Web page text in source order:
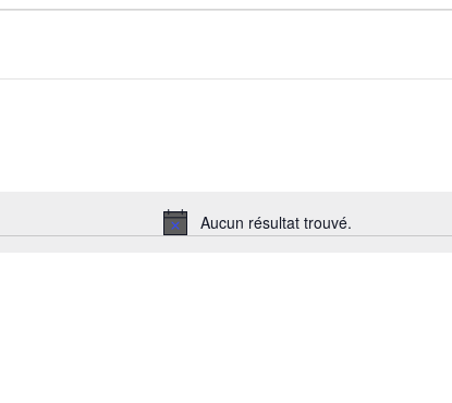
Notice
Aucun résultat trouvé.